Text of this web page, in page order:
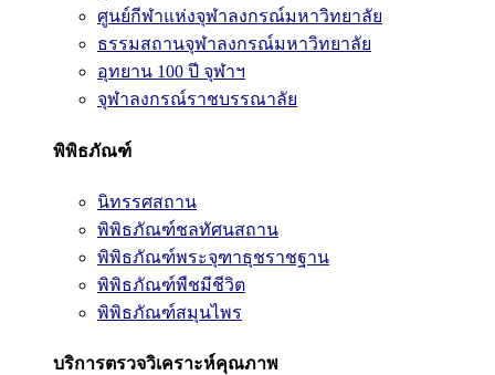
ศูนย์กีฬาแห่งจุฬาลงกรณ์มหาวิทยาลัย
ธรรมสถานจุฬาลงกรณ์มหาวิทยาลัย
อุทยาน 100 ปี จุฬาฯ
จุฬาลงกรณ์ราชบรรณาลัย
พิพิธภัณฑ์
นิทรรศสถาน
พิพิธภัณฑ์ชลทัศนสถาน
พิพิธภัณฑ์พระจุฑาธุชราชฐาน
พิพิธภัณฑ์พืชมีชีวิต
พิพิธภัณฑ์สมุนไพร
บริการตรวจวิเคราะห์คุณภาพ